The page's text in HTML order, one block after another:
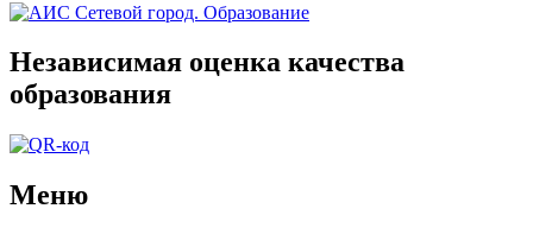
Независимая оценка качества
образования
Меню